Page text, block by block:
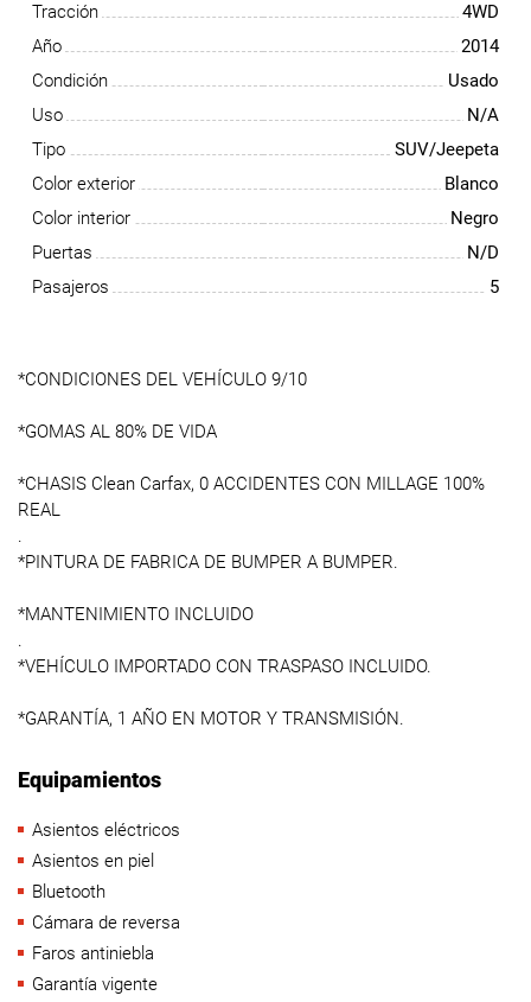
Tracción
4WD
Año
2014
Condición
Usado
Uso
N/A
Tipo
SUV/Jeepeta
Color exterior
Blanco
Color interior
Negro
Puertas
N/D
Pasajeros
5
*CONDICIONES DEL VEHÍCULO 9/10
*GOMAS AL 80% DE VIDA
*CHASIS Clean Carfax, 0 ACCIDENTES CON MILLAGE 100%
REAL
.
*PINTURA DE FABRICA DE BUMPER A BUMPER.
*MANTENIMIENTO INCLUIDO
.
*VEHÍCULO IMPORTADO CON TRASPASO INCLUIDO.
*GARANTÍA, 1 AÑO EN MOTOR Y TRANSMISIÓN.
Equipamientos
Asientos eléctricos
Asientos en piel
Bluetooth
Cámara de reversa
Faros antiniebla
Garantía vigente